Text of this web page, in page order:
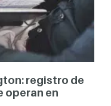
registro de
operan en